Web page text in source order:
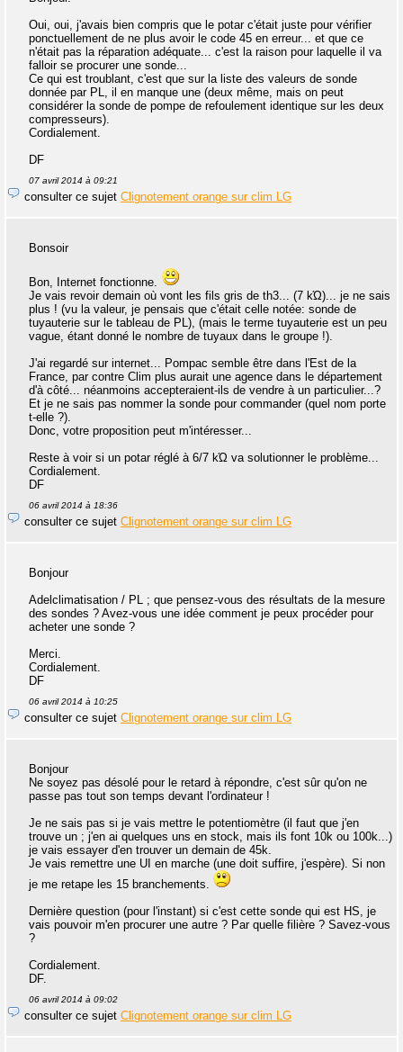
Oui, oui, j'avais bien compris que le potar c'était juste pour vérifier
ponctuellement de ne plus avoir le code 45 en erreur... et que ce
n'était pas la réparation adéquate... c'est la raison pour laquelle il va
falloir se procurer une sonde...
Ce qui est troublant, c'est que sur la liste des valeurs de sonde
donnée par PL, il en manque une (deux même, mais on peut
considérer la sonde de pompe de refoulement identique sur les deux
compresseurs).
Cordialement.
DF
07 avril 2014 à 09:21
consulter ce sujet Clignotement orange sur clim LG
Bonsoir
Bon, Internet fonctionne.
Je vais revoir demain où vont les fils gris de th3... (7 kΏ)... je ne sais
plus ! (vu la valeur, je pensais que c'était celle notée: sonde de
tuyauterie sur le tableau de PL), (mais le terme tuyauterie est un peu
vague, étant donné le nombre de tuyaux dans le groupe !).
J'ai regardé sur internet... Pompac semble être dans l'Est de la
France, par contre Clim plus aurait une agence dans le département
d'à côté... néanmoins accepteraient-ils de vendre à un particulier...?
Et je ne sais pas nommer la sonde pour commander (quel nom porte
t-elle ?).
Donc, votre proposition peut m'intéresser...
Reste à voir si un potar réglé à 6/7 kΏ va solutionner le problème...
Cordialement.
DF
06 avril 2014 à 18:36
consulter ce sujet Clignotement orange sur clim LG
Bonjour
Adelclimatisation / PL ; que pensez-vous des résultats de la mesure
des sondes ? Avez-vous une idée comment je peux procéder pour
acheter une sonde ?
Merci.
Cordialement.
DF
06 avril 2014 à 10:25
consulter ce sujet Clignotement orange sur clim LG
Bonjour
Ne soyez pas désolé pour le retard à répondre, c'est sûr qu'on ne
passe pas tout son temps devant l'ordinateur !
Je ne sais pas si je vais mettre le potentiomètre (il faut que j'en
trouve un ; j'en ai quelques uns en stock, mais ils font 10k ou 100k...)
je vais essayer d'en trouver un demain de 45k.
Je vais remettre une UI en marche (une doit suffire, j'espère). Si non
je me retape les 15 branchements.
Dernière question (pour l'instant) si c'est cette sonde qui est HS, je
vais pouvoir m'en procurer une autre ? Par quelle filière ? Savez-vous
?
Cordialement.
DF.
06 avril 2014 à 09:02
consulter ce sujet Clignotement orange sur clim LG